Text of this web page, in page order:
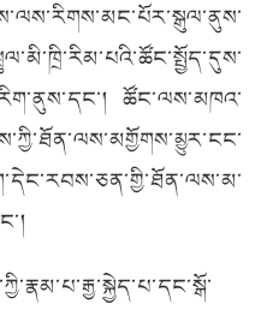
ཚོང་ལས་མཁའ་